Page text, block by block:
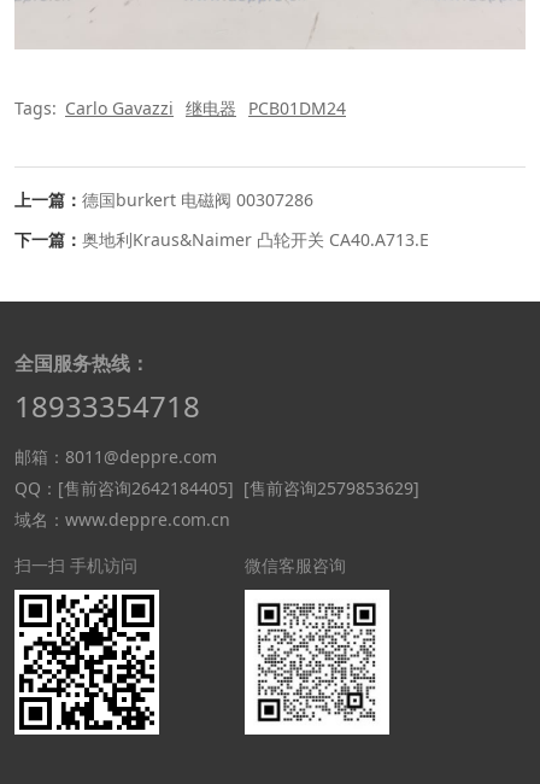
Tags: Carlo Gavazzi 继电器 PCB01DM24
上一篇： 德国burkert 电磁阀 00307286
下一篇： 奥地利Kraus&Naimer 凸轮开关 CA40.A713.E
全国服务热线：
18933354718
邮箱：8011@deppre.com
QQ： [售前咨询2642184405] [售前咨询2579853629]
域名：www.deppre.com.cn
扫一扫 手机访问
微信客服咨询